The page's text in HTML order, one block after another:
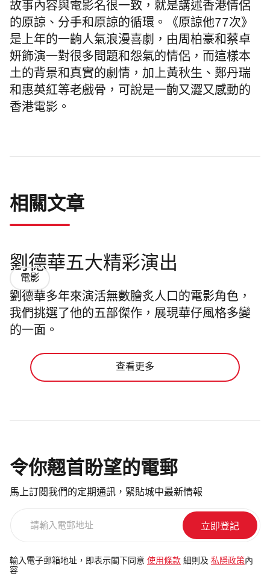
故事內容與電影名很一致，就是講述香港情侶
的原諒、分手和原諒的循環。《原諒他77次》
是上年的一齣人氣浪漫喜劇，由周柏豪和蔡卓
妍飾演一對很多問題和怨氣的情侶，而這樣本
土的背景和真實的劇情，加上黃秋生、鄭丹瑞
和惠英紅等老戲骨，可說是一齣又澀又感動的
香港電影。
相關文章
劉德華五大精彩演出
電影
劉德華多年來演活無數膾炙人口的電影角色，
我們挑選了他的五部傑作，展現華仔風格多變
的一面。
查看更多
令你翹首盼望的電郵
馬上訂閱我們的定期通訊，緊貼城中最新情報
電
郵
輸入電子郵箱地址，即表示閣下同意 使用條款 細則及 私隱政策內
容